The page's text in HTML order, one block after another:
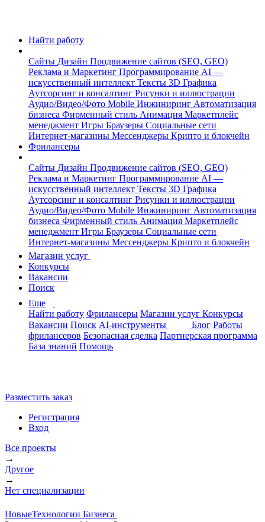
Найти работу
Сайты Дизайн Продвижение сайтов (SEO, GEO)
Реклама и Маркетинг Программирование AI —
искусственный интеллект Тексты 3D Графика
Аутсорсинг и консалтинг Рисунки и иллюстрации
Аудио/Видео/Фото Mobile Инжиниринг Автоматизация
бизнеса Фирменный стиль Анимация Маркетплейс
менеджмент Игры Браузеры Социальные сети
Интернет-магазины Мессенджеры Крипто и блокчейн
Фрилансеры
Сайты Дизайн Продвижение сайтов (SEO, GEO)
Реклама и Маркетинг Программирование AI —
искусственный интеллект Тексты 3D Графика
Аутсорсинг и консалтинг Рисунки и иллюстрации
Аудио/Видео/Фото Mobile Инжиниринг Автоматизация
бизнеса Фирменный стиль Анимация Маркетплейс
менеджмент Игры Браузеры Социальные сети
Интернет-магазины Мессенджеры Крипто и блокчейн
Магазин услуг
Конкурсы
Вакансии
Поиск
Еще
Найти работу Фрилансеры Магазин услуг Конкурсы
Вакансии Поиск AI-инструменты Блог Работы
фрилансеров Безопасная сделка Партнерская программа
База знаний Помощь
Разместить заказ
Регистрация
Вход
Все проекты
→
Другое
→
Нет специализации
НовыеТехнологии Бизнеса